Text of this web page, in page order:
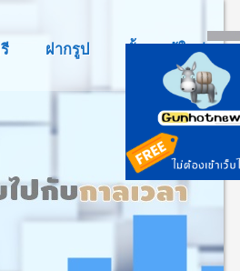
ฝากรูป ตั้งกระทู้ใหม่